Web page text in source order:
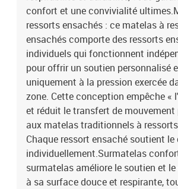
confort et une convivialité
ressorts ensachés : ce matelas à
ensachés comporte des ressorts
individuels qui fonctionnent
pour offrir un soutien personnalisé
uniquement à la pression exercée
zone. Cette conception empêche «
et réduit le transfert de mouvement
aux matelas traditionnels à
Chaque ressort ensaché soutient le
individuellement.Surmatelas
surmatelas améliore le soutien et
à sa surface douce et respirante,